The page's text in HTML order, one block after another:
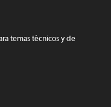
temas técnicos y de